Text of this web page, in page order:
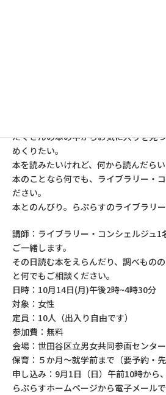
たくさんの本の中からお気に入りを見
めくりたい。
本を読みたいけれど、何から読んだら
本のことなら何でも、ライブラリー・
ださい。
本とのんびり。らぷらすのライブラリー
講師：ライブラリー・コンシェルジュ
ご一緒します。
その日読む本をえらんだり、調べもの
と何でもご相談ください。
日時：10月14日(月)午後2時~4時30分
対象：女性
定員：10人（出入り自由です）
参加費：無料
会場：世田谷区立男女共同参画センタ
保育：５か月～就学前まで（要予約・先
申し込み：9月1日（日）午前10時から
らぷらすホームページから電子メールで